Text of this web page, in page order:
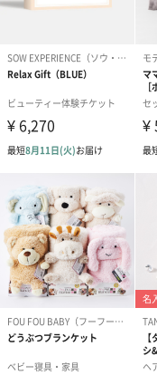
愛らしいぬいぐるみを
誕生日・記念日・出産
フラワーテディベア
（2,390円）
紅茶・コーヒー・ス